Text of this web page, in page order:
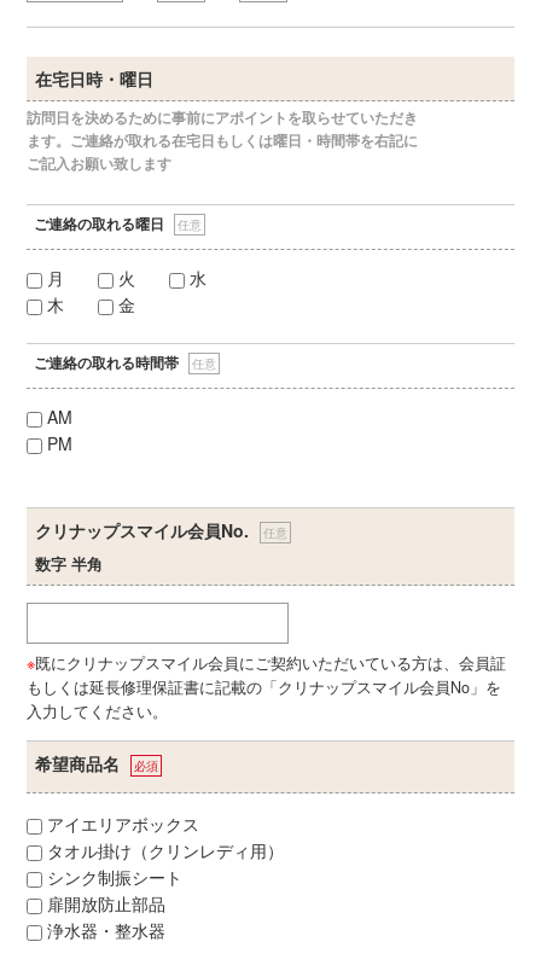
在宅日時・曜日
訪問日を決めるために事前にアポイントを取らせていただき
ます。ご連絡が取れる在宅日もしくは曜日・時間帯を右記に
ご記入お願い致します
ご連絡の取れる曜日 任意
月 火
水
木
金
ご連絡の取れる時間帯 任意
AM
PM
クリナップスマイル会員No. 任意
数字 半角
※既にクリナップスマイル会員にご契約いただいている方は、会員証
もしくは延長修理保証書に記載の「クリナップスマイル会員No」を
入力してください。
希望商品名 必須
アイエリアボックス
タオル掛け（クリンレディ用）
シンク制振シート
扉開放防止部品
浄水器・整水器